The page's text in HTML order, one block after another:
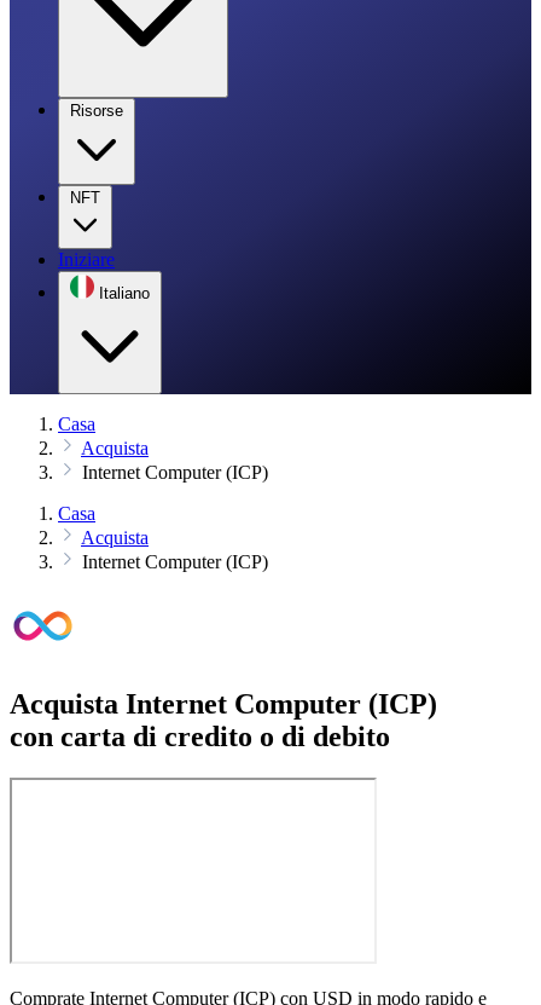
Risorse
NFT
Iniziare
Italiano
Casa
Acquista
Internet Computer (ICP)
Casa
Acquista
Internet Computer (ICP)
Acquista Internet Computer (ICP)
con carta di credito o di debito
Comprate Internet Computer (ICP) con USD in modo rapido e